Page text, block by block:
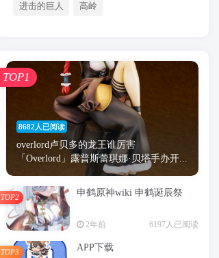
进击的巨人 高岭
8682人已阅读
overlord卢贝多的龙王谁厉害
「Overlord」露普斯蕾琪娜·贝塔手办开...
TOP1
申鹤原神wiki 申鹤诞辰祭
2年前 6197人已阅读
TOP2
APP下载
TOP3
时间 秘密 手机 海贼王
鬼灭 捆绑 萝莉
间谍过家家 忍者 高木
进击的巨人 高岭
TOP1